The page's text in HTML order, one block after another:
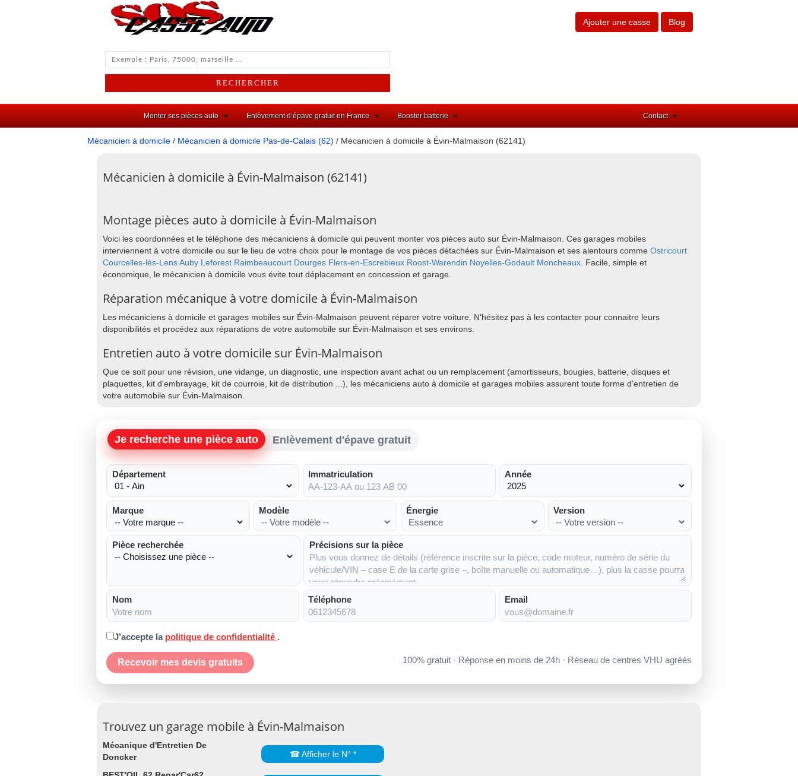
Ajouter une casse Blog
Monter ses pièces auto Enlèvement d’épave gratuit en France Booster batterie Contact
Mécanicien à domicile / Mécanicien à domicile Pas-de-Calais (62) / Mécanicien à domicile à Évin-Malmaison (62141)
Mécanicien à domicile à Évin-Malmaison (62141)
Montage pièces auto à domicile à Évin-Malmaison
Voici les coordonnées et le téléphone des mécaniciens à domicile qui peuvent monter vos pièces auto sur Évin-Malmaison. Ces garages mobiles
interviennent à votre domicile ou sur le lieu de votre choix pour le montage de vos pièces détachées sur Évin-Malmaison et ses alentours comme Ostricourt
Courcelles-lès-LensAuby Leforest Raimbeaucourt Dourges Flers-en-Escrebieux Roost-Warendin Noyelles-Godault Moncheaux . Facile, simple et
économique, le mécanicien à domicile vous évite tout déplacement en concession et garage.
Réparation mécanique à votre domicile à Évin-Malmaison
Les mécaniciens à domicile et garages mobiles sur Évin-Malmaison peuvent réparer votre voiture. N'hésitez pas à les contacter pour connaitre leurs
disponibilités et procédez aux réparations de votre automobile sur Évin-Malmaison et ses environs.
Entretien auto à votre domicile sur Évin-Malmaison
Que ce soit pour une révision, une vidange, un diagnostic, une inspection avant achat ou un remplacement (amortisseurs, bougies, batterie, disques et
plaquettes, kit d'embrayage, kit de courroie, kit de distribution ...), les mécaniciens auto à domicile et garages mobiles assurent toute forme d'entretien de
votre automobile sur Évin-Malmaison.
Je recherche une pièce auto Enlèvement d'épave gratuit
Département Immatriculation Année
Marque Modèle Énergie Version
Pièce recherchée Précisions sur la pièce
Nom Téléphone Email
J’accepte la politique de confidentialité .
Recevoir mes devis gratuits 100% gratuit · Réponse en moins de 24h · Réseau de centres VHU agréés
Trouvez un garage mobile à Évin-Malmaison
Mécanique d'Entretien De
Doncker
☎ Afficher le N° *